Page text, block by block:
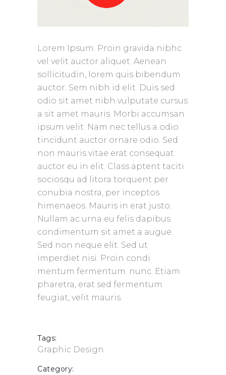
Lorem Ipsum. Proin gravida nibhc
vel velit auctor aliquet. Aenean
sollicitudin, lorem quis bibendum
auctor. Sem nibh id elit. Duis sed
odio sit amet nibh vulputate cursus
a sit amet mauris. Morbi accumsan
ipsum velit. Nam nec tellus a odio
tincidunt auctor ornare odio. Sed
non mauris vitae erat consequat
auctor eu in elit. Class aptent taciti
sociosqu ad litora torquent per
conubia nostra, per inceptos
himenaeos. Mauris in erat justo.
Nullam ac urna eu felis dapibus
condimentum sit amet a augue.
Sed non neque elit. Sed ut
imperdiet nisi. Proin condi
mentum fermentum. nunc. Etiam
pharetra, erat sed fermentum
feugiat, velit mauris.
Tags:
Graphic Design
Category: